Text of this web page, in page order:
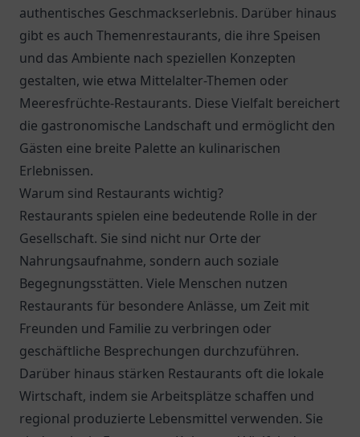
authentisches Geschmackserlebnis. Darüber hinaus
gibt es auch Themenrestaurants, die ihre Speisen
und das Ambiente nach speziellen Konzepten
gestalten, wie etwa Mittelalter-Themen oder
Meeresfrüchte-Restaurants. Diese Vielfalt bereichert
die gastronomische Landschaft und ermöglicht den
Gästen eine breite Palette an kulinarischen
Erlebnissen.
Warum sind Restaurants wichtig?
Restaurants spielen eine bedeutende Rolle in der
Gesellschaft. Sie sind nicht nur Orte der
Nahrungsaufnahme, sondern auch soziale
Begegnungsstätten. Viele Menschen nutzen
Restaurants für besondere Anlässe, um Zeit mit
Freunden und Familie zu verbringen oder
geschäftliche Besprechungen durchzuführen.
Darüber hinaus stärken Restaurants oft die lokale
Wirtschaft, indem sie Arbeitsplätze schaffen und
regional produzierte Lebensmittel verwenden. Sie